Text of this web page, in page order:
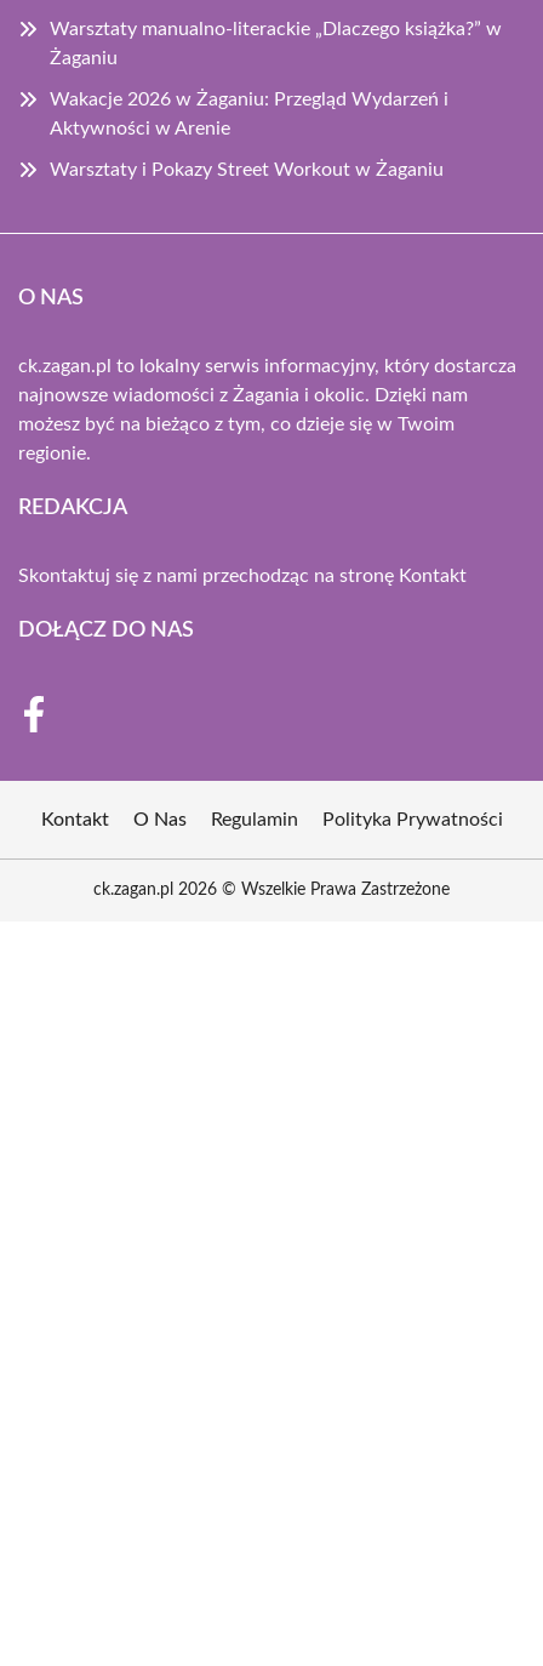
Warsztaty manualno-literackie „Dlaczego książka?” w
Żaganiu
Wakacje 2026 w Żaganiu: Przegląd Wydarzeń i
Aktywności w Arenie
Warsztaty i Pokazy Street Workout w Żaganiu
O NAS
ck.zagan.pl to lokalny serwis informacyjny, który dostarcza
najnowsze wiadomości z Żagania i okolic. Dzięki nam
możesz być na bieżąco z tym, co dzieje się w Twoim
regionie.
REDAKCJA
Skontaktuj się z nami przechodząc na stronę Kontakt
DOŁĄCZ DO NAS
Kontakt O Nas Regulamin Polityka Prywatności
ck.zagan.pl 2026 © Wszelkie Prawa Zastrzeżone